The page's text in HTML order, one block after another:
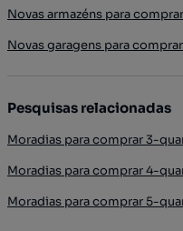
Novas armazéns para
Novas garagens para
Pesquisas relacionadas
Moradias para comprar 3-
Moradias para comprar 4-
Moradias para comprar 5-